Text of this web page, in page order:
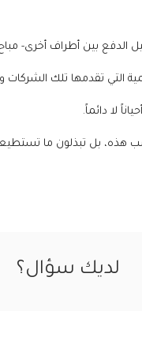
بين أطراف أخرى-
التي تقدمها تلك الشركات
لا دائماً.
هذه، بل تبذلون ما
لديك سؤال؟